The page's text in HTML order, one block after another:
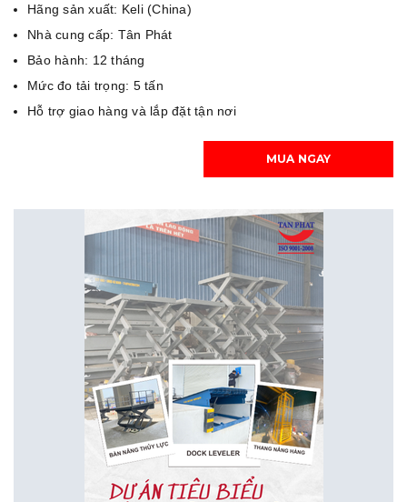
Hãng sản xuất: Keli (China)
Nhà cung cấp: Tân Phát
Bảo hành: 12 tháng
Mức đo tải trọng: 5 tấn
Hỗ trợ giao hàng và lắp đặt tận nơi
MUA NGAY